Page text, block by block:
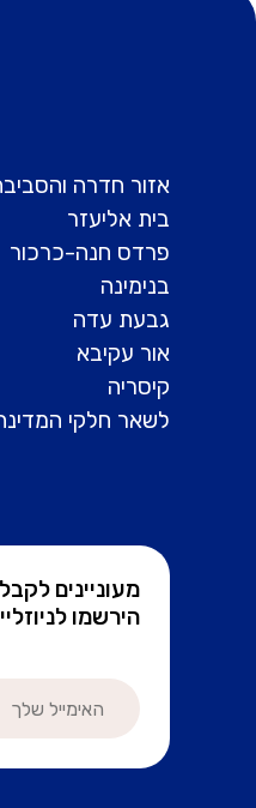
אזור חדרה
בית אליעזר
פרדס חנה-כרכור
בנימינה
גבעת עדה
אור עקיבא
קיסריה
לשאר חלקי המדינה
מעוניינים
הירשמו